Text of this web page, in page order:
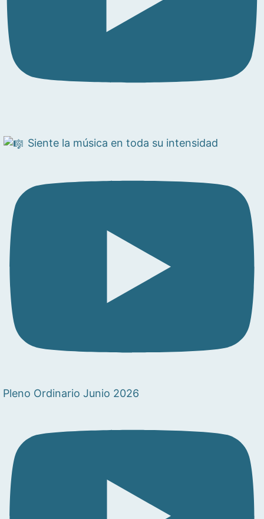
Siente la música en toda su intensidad
Pleno Ordinario Junio 2026